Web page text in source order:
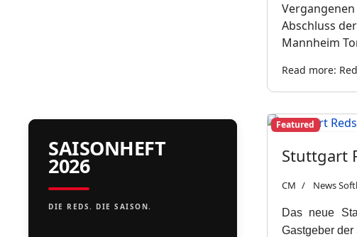
SAISONHEFT
2026
DIE REDS. DIE SAISON.
Vergangenen
Abschluss
Mannheim
Read more:
Featured
Stuttgart
CM News
Das neue
Gastgeber